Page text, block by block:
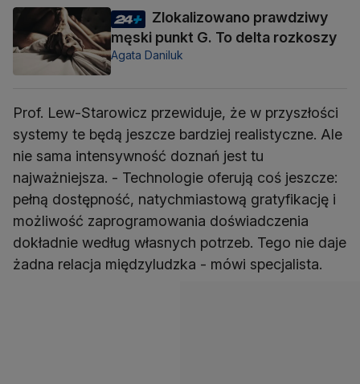
Zlokalizowano prawdziwy
męski punkt G. To delta rozkoszy
Agata Daniluk
Prof. Lew-Starowicz przewiduje, że w przyszłości
systemy te będą jeszcze bardziej realistyczne. Ale
nie sama intensywność doznań jest tu
najważniejsza. - Technologie oferują coś jeszcze:
pełną dostępność, natychmiastową gratyfikację i
możliwość zaprogramowania doświadczenia
dokładnie według własnych potrzeb. Tego nie daje
żadna relacja międzyludzka - mówi specjalista.